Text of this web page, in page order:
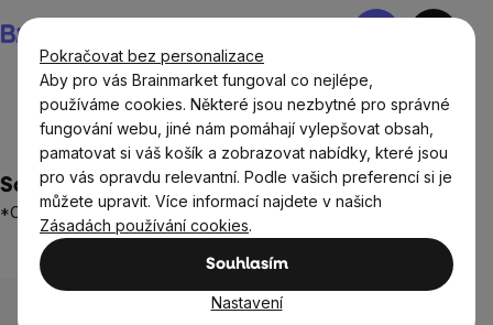
Pokračovat bez personalizace
Aby pro vás Brainmarket fungoval co nejlépe,
používáme cookies. Některé jsou nezbytné pro správné
fungování webu, jiné nám pomáhají vylepšovat obsah,
pamatovat si váš košík a zobrazovat nabídky, které jsou
pro vás opravdu relevantní. Podle vašich preferencí si je
můžete upravit. Více informací najdete v našich
Zásadách používání cookies.
Souhlasím
Nastavení
na
obsah
Nákupní
Potraviny Dochucovadla a koření
Sonnentor - Paprika sladká, BIO, 50 g
*CZ-BIO-002 certifikát
Průměrné
hodnocení
produktu
Neohodnoceno